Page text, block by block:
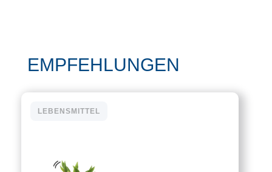
EMPFEHLUNGEN
LEBENSMITTEL